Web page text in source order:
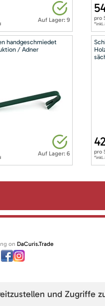
Auf Lager: 9 pro
*inkl.
handgeschmiedet
/ Adner
Auf Lager: 6 pro
*inkl.
on DaCuris.Trade
und Zugriffe